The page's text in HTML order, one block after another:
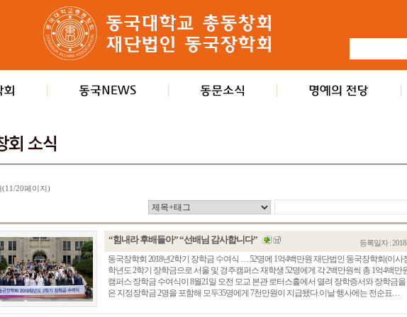
(11/20페이지)
“힘내라 후배들아” “선배님 감사합니다” 등록일자 :
동국장학회 2018년2학기 장학금 수여식 … 52명에 1억4백만원 재단법인 동국장학회(이사
학년도 2학기 장학금으로 서울 및 경주캠퍼스 재학생 52명에게 각 2백만원씩 총 1억4백만
캠퍼스 장학금 수여식이 8월21일 오전 모교 본관 로터스홀에서 열려 장학증서와 장학금
은 지정장학금 2명을 포함해 모두35명에게 7천만원이 지급됐다.이날 행사에는 전순표. . .